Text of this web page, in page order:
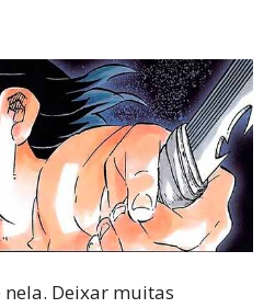
Deixar muitas